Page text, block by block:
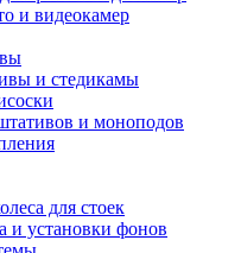
и видеокамер
и стедикамы
и моноподов
для стоек
и установки фонов